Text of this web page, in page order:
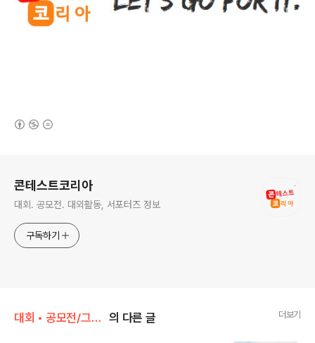
콘테스트코리아
대회. 공모전. 대외활동, 서포터즈 정보
구독하기
대회 • 공모전/그림 • 미술 • 디자인 • 웹툰. 의 다른 글 더보기